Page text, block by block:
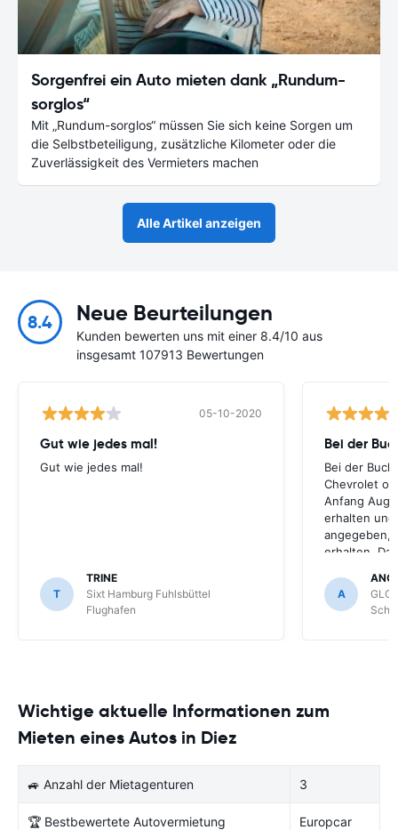
Sorgenfrei ein Auto mieten dank „Rundum-
sorglos“
Mit „Rundum-sorglos“ müssen Sie sich keine Sorgen um
die Selbstbeteiligung, zusätzliche Kilometer oder die
Zuverlässigkeit des Vermieters machen
Alle Artikel anzeigen
8.4 Neue Beurteilungen
Kunden bewerten uns mit einer 8.4/10 aus
insgesamt 107913 Bewertungen
05-10-2020
Gut wie jedes mal!
Gut wie jedes mal!
T
TRINE
Sixt Hamburg Fuhlsbüttel
Flughafen
Bei der
Bei der
Chevrolet
Anfang
erhalten
angegeben,
erhalten.
optimal,
Schönefeld
A
Wichtige aktuelle Informationen zum
Mieten eines Autos in Diez
🚙 Anzahl der Mietagenturen 3
🏆 Bestbewertete Autovermietung Europcar